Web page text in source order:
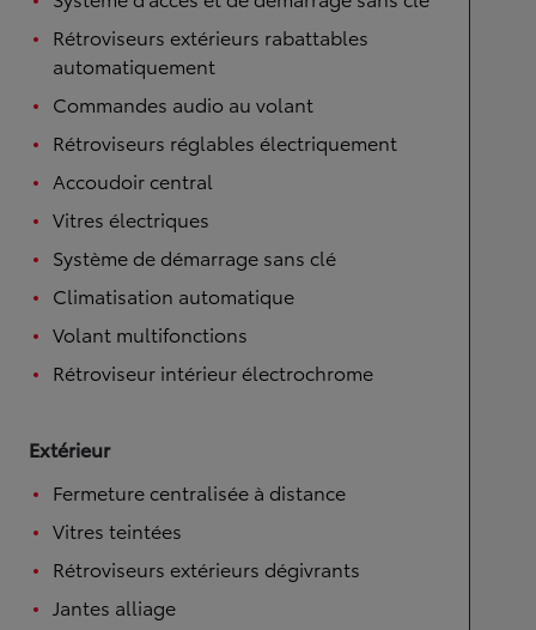
Rétroviseurs extérieurs rabattables
automatiquement
Commandes audio au volant
Rétroviseurs réglables électriquement
Accoudoir central
Vitres électriques
Système de démarrage sans clé
Climatisation automatique
Volant multifonctions
Rétroviseur intérieur électrochrome
Extérieur
Fermeture centralisée à distance
Vitres teintées
Rétroviseurs extérieurs dégivrants
Jantes alliage